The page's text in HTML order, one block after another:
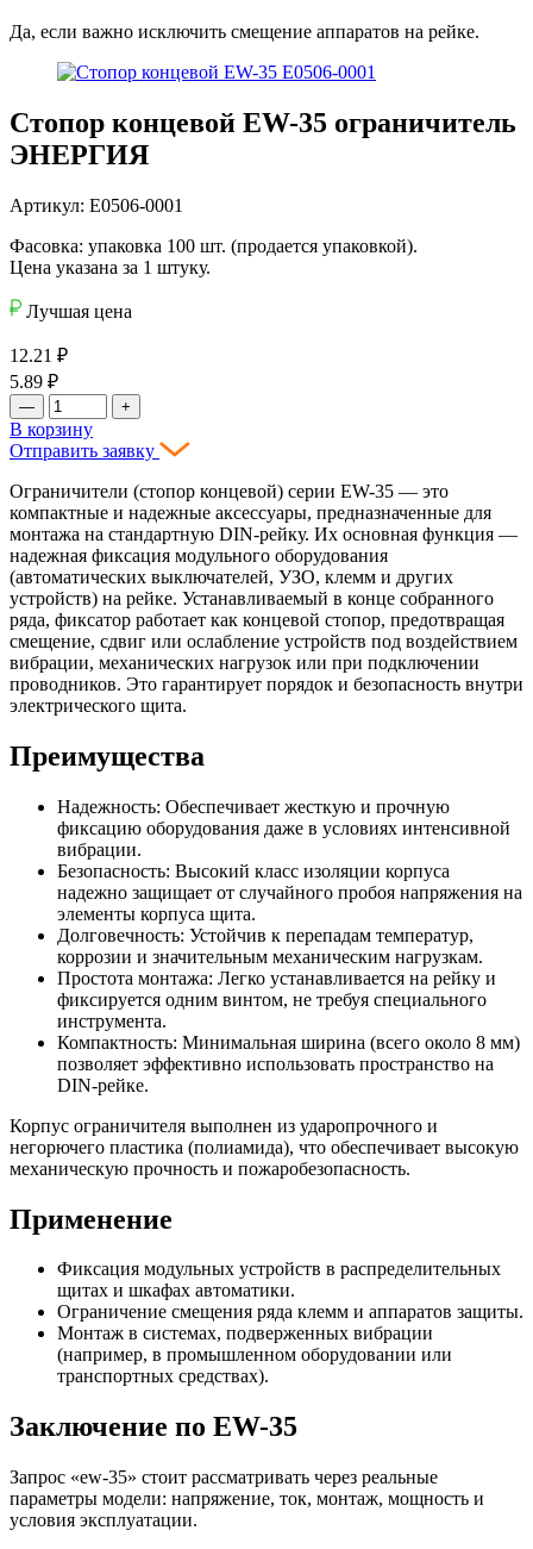
Да, если важно исключить смещение аппаратов на рейке.
Стопор концевой EW-35 ограничитель
ЭНЕРГИЯ
Артикул: Е0506-0001
Фасовка: упаковка 100 шт. (продается упаковкой).
Цена указана за 1 штуку.
Лучшая цена
12.21 ₽
5.89 ₽
— +
В корзину
Отправить заявку
Ограничители (стопор концевой) серии EW-35 — это
компактные и надежные аксессуары, предназначенные для
монтажа на стандартную DIN-рейку. Их основная функция —
надежная фиксация модульного оборудования
(автоматических выключателей, УЗО, клемм и других
устройств) на рейке. Устанавливаемый в конце собранного
ряда, фиксатор работает как концевой стопор, предотвращая
смещение, сдвиг или ослабление устройств под воздействием
вибрации, механических нагрузок или при подключении
проводников. Это гарантирует порядок и безопасность внутри
электрического щита.
Преимущества
Надежность: Обеспечивает жесткую и прочную
фиксацию оборудования даже в условиях интенсивной
вибрации.
Безопасность: Высокий класс изоляции корпуса
надежно защищает от случайного пробоя напряжения на
элементы корпуса щита.
Долговечность: Устойчив к перепадам температур,
коррозии и значительным механическим нагрузкам.
Простота монтажа: Легко устанавливается на рейку и
фиксируется одним винтом, не требуя специального
инструмента.
Компактность: Минимальная ширина (всего около 8 мм)
позволяет эффективно использовать пространство на
DIN-рейке.
Корпус ограничителя выполнен из ударопрочного и
негорючего пластика (полиамида), что обеспечивает высокую
механическую прочность и пожаробезопасность.
Применение
Фиксация модульных устройств в распределительных
щитах и шкафах автоматики.
Ограничение смещения ряда клемм и аппаратов защиты.
Монтаж в системах, подверженных вибрации
(например, в промышленном оборудовании или
транспортных средствах).
Заключение по EW-35
Запрос «ew-35» стоит рассматривать через реальные
параметры модели: напряжение, ток, монтаж, мощность и
условия эксплуатации.